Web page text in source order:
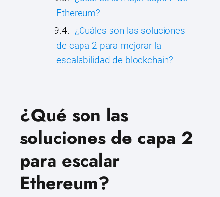
Ethereum?
¿Cuáles son las soluciones
de capa 2 para mejorar la
escalabilidad de blockchain?
¿Qué son las
soluciones de capa 2
para escalar
Ethereum?